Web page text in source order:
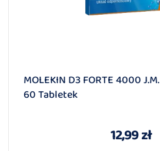
MOLEKIN D3 FORTE 4000 J.m.
60 Tabletek
12,99 zł